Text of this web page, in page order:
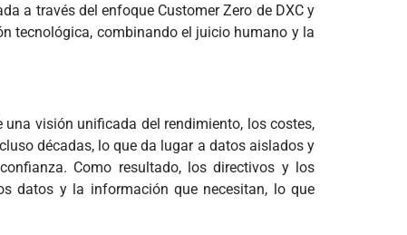
a través del enfoque Customer Zero de DXC y
tecnológica, combinando el juicio humano y la
visión unificada del rendimiento, los costes,
décadas, lo que da lugar a datos aislados y
Como resultado, los directivos y los
datos y la información que necesitan, lo que